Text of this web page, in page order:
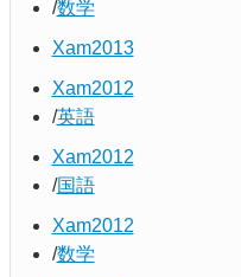
数学
Xam2013
Xam2012
英語
Xam2012
国語
Xam2012
数学